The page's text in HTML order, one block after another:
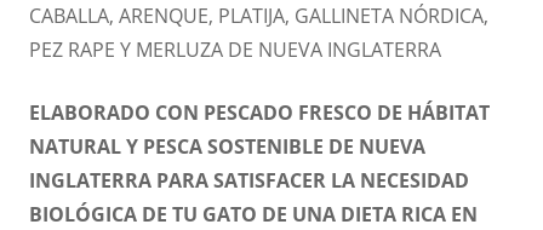
CABALLA, ARENQUE, PLATIJA, GALLINETA NÓRDICA,
PEZ RAPE Y MERLUZA DE NUEVA INGLATERRA
ELABORADO CON PESCADO FRESCO DE HÁBITAT
NATURAL Y PESCA SOSTENIBLE DE NUEVA
INGLATERRA PARA SATISFACER LA NECESIDAD
BIOLÓGICA DE TU GATO DE UNA DIETA RICA EN